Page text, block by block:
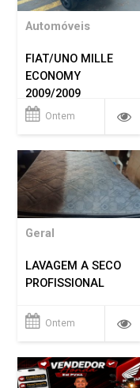
Automóveis
FIAT/UNO MILLE
ECONOMY
2009/2009
Ontem
Geral
LAVAGEM A SECO
PROFISSIONAL
Ontem